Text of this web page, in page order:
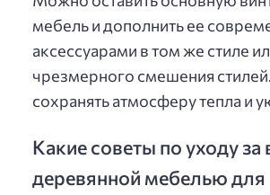
мебель и дополнить ее
аксессуарами в том же стиле
чрезмерного смешения
сохранять атмосферу тепла и
Какие советы по уходу
деревянной мебелью для